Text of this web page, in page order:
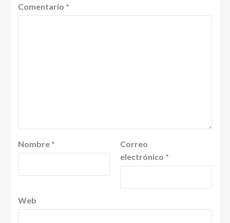
Comentario *
Nombre *
Correo
electrónico *
Web